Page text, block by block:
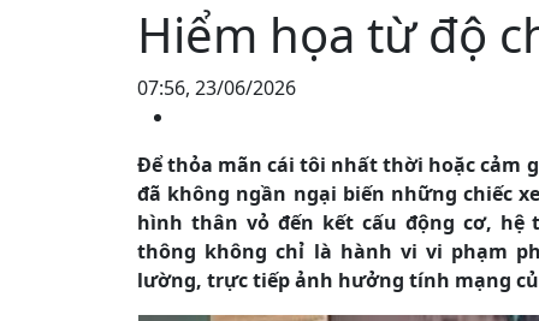
Hiểm họa từ độ
07:56, 23/06/2026
Để thỏa mãn cái tôi nhất thời hoặc cảm
đã không ngần ngại biến những chiếc
hình thân vỏ đến kết cấu động cơ, hệ
thông không chỉ là hành vi vi phạm
lường, trực tiếp ảnh hưởng tính mạng